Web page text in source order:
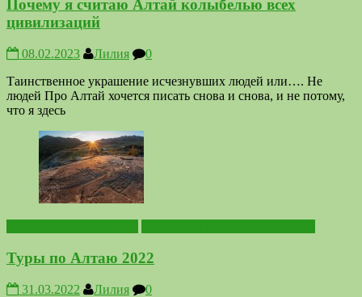
Почему я считаю Алтай колыбелью всех
цивилизаций
08.02.2023 Лилия
0
Таинственное украшение исчезнувших людей или…. Не
людей Про Алтай хочется писать снова и снова, и не потому,
что я здесь
Туры по Алтаю 2022
31.03.2022 Лилия 0